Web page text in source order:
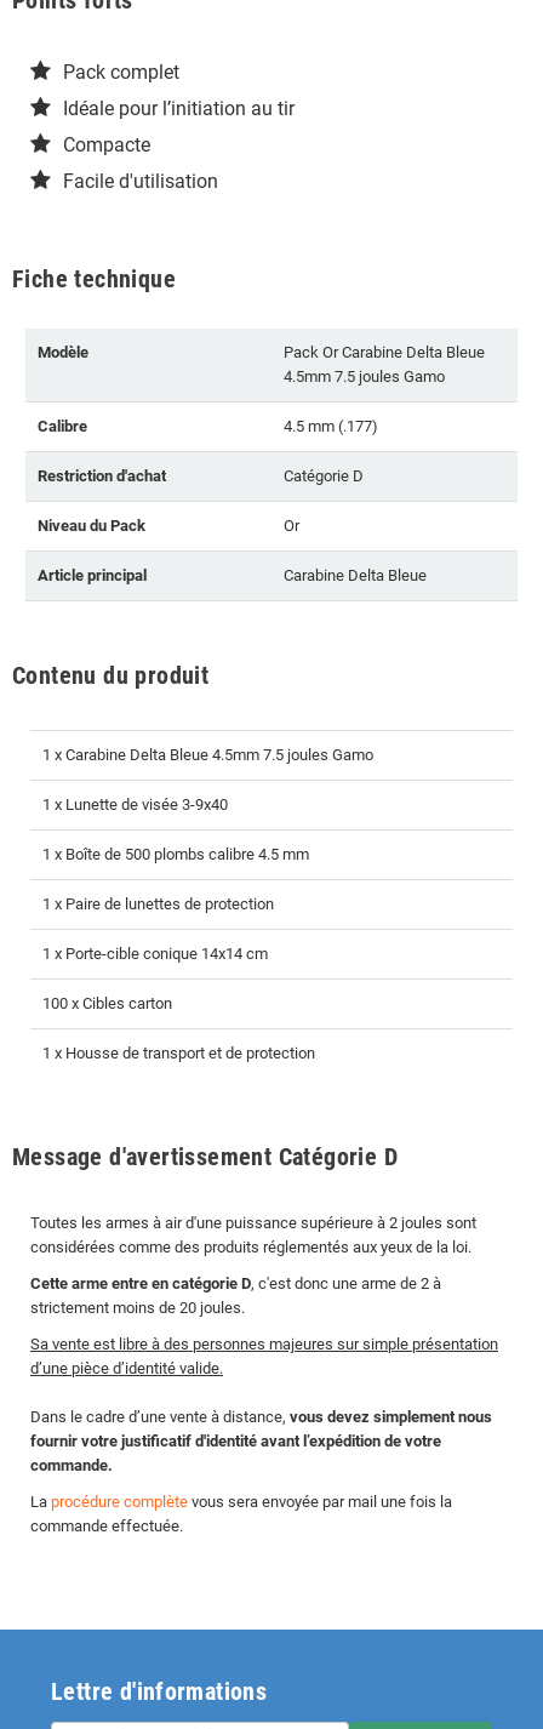
Pack complet
Idéale pour l’initiation au tir
Compacte
Facile d'utilisation
Fiche technique
Modèle
Pack Or Carabine Delta Bleue
4.5mm 7.5 joules Gamo
Calibre 4.5 mm (.177)
Restriction d'achat Catégorie D
Niveau du Pack Or
Article principal Carabine Delta Bleue
Contenu du produit
1 x Carabine Delta Bleue 4.5mm 7.5 joules Gamo
1 x Lunette de visée 3-9x40
1 x Boîte de 500 plombs calibre 4.5 mm
1 x Paire de lunettes de protection
1 x Porte-cible conique 14x14 cm
100 x Cibles carton
1 x Housse de transport et de protection
Message d'avertissement Catégorie D
Toutes les armes à air d'une puissance supérieure à 2 joules sont
considérées comme des produits réglementés aux yeux de la loi.
Cette arme entre en catégorie D, c'est donc une arme de 2 à
strictement moins de 20 joules.
Sa vente est libre à des personnes majeures sur simple présentation
d’une pièce d’identité valide.
Dans le cadre d’une vente à distance, vous devez simplement nous
fournir votre justificatif d'identité avant l’expédition de votre
commande.
La procédure complète vous sera envoyée par mail une fois la
commande effectuée.
Lettre d'informations